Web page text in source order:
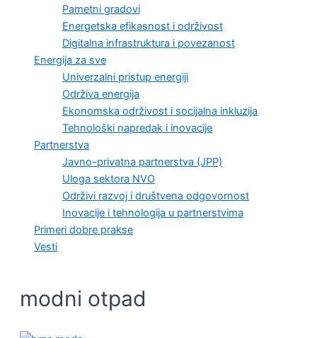
Pametni gradovi
Energetska efikasnost i održivost
Digitalna infrastruktura i povezanost
Energija za sve
Univerzalni pristup energiji
Održiva energija
Ekonomska održivost i socijalna inkluzija
Tehnološki napredak i inovacije
Partnerstva
Javno-privatna partnerstva (JPP)
Uloga sektora NVO
Održivi razvoj i društvena odgovornost
Inovacije i tehnologija u partnerstvima
Primeri dobre prakse
Vesti
modni otpad